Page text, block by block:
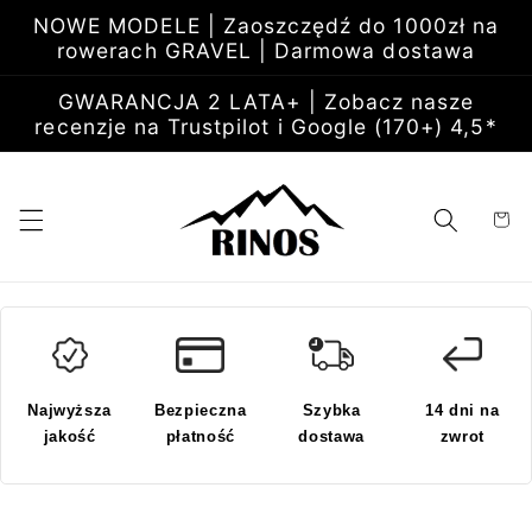
do
treści
NOWE MODELE | Zaoszczędź do 1000zł na
rowerach GRAVEL | Darmowa dostawa
GWARANCJA 2 LATA+ | Zobacz nasze
recenzje na Trustpilot i Google (170+) 4,5*
Koszyk
Najwyższa
jakość
Bezpieczna
płatność
Szybka
dostawa
14 dni na
zwrot